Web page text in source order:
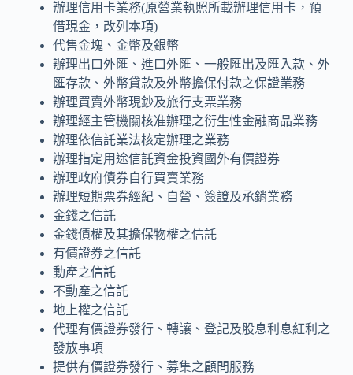
辦理信用卡業務(原營業執照所載辦理信用卡，預
借現金，改列本項)
代售金塊、金幣及銀幣
辦理出口外匯、進口外匯、一般匯出及匯入款、外
匯存款、外幣貸款及外幣擔保付款之保證業務
辦理買賣外幣現鈔及旅行支票業務
辦理經主管機關核准辦理之衍生性金融商品業務
辦理依信託業法核定辦理之業務
辦理指定用途信託資金投資國外有價證券
辦理政府債券自行買賣業務
辦理短期票券經紀、自營、簽證及承銷業務
金錢之信託
金錢債權及其擔保物權之信託
有價證券之信託
動產之信託
不動產之信託
地上權之信託
代理有價證券發行、轉讓、登記及股息利息紅利之
發放事項
提供有價證券發行、募集之顧問服務